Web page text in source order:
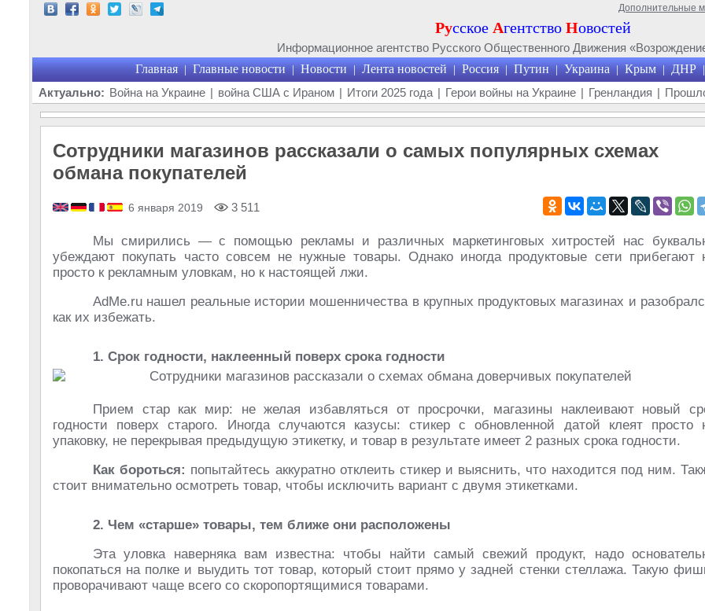
Дополнительные
Русское Агентство Новостей
Информационное агентство Русского Общественного Движения
Главная | Главные новости | Новости | Лента новостей | Россия | Путин | Украина | Крым | ДНР |
Актуально: Война на Украине | война США с Ираном | Итоги 2025 года | Герои войны на Украине | Гренландия |
Сотрудники магазинов рассказали о самых популярных схемах
обмана покупателей
6 января 2019 3 511
Мы смирились — с помощью рекламы и различных маркетинговых хитростей нас
убеждают покупать часто совсем не нужные товары. Однако иногда продуктовые сети прибегают
просто к рекламным уловкам, но к настоящей лжи.
AdMe.ru нашел реальные истории мошенничества в крупных продуктовых магазинах и
как их избежать.
1. Срок годности, наклеенный поверх срока годности
Прием стар как мир: не желая избавляться от просрочки, магазины наклеивают новый
годности поверх старого. Иногда случаются казусы: стикер с обновленной датой клеят просто
упаковку, не перекрывая предыдущую этикетку, и товар в результате имеет 2 разных срока годности.
Как бороться: попытайтесь аккуратно отклеить стикер и выяснить, что находится под ним.
стоит внимательно осмотреть товар, чтобы исключить вариант с двумя этикетками.
2. Чем «старше» товары, тем ближе они расположены
Эта уловка наверняка вам известна: чтобы найти самый свежий продукт, надо
покопаться на полке и выудить тот товар, который стоит прямо у задней стенки стеллажа. Такую
проворачивают чаще всего со скоропортящимися товарами.